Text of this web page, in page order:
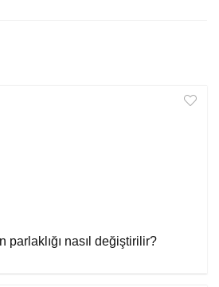
parlaklığı nasıl değiştirilir?